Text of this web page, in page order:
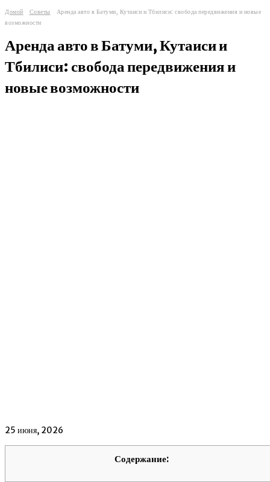
Домой Советы
Аренда авто в Батуми, Кутаиси и Тбилиси: свобода передвижения и новые
возможности
Аренда авто в Батуми, Кутаиси и
Тбилиси: свобода передвижения и
новые возможности
25 июня, 2026
Содержание: